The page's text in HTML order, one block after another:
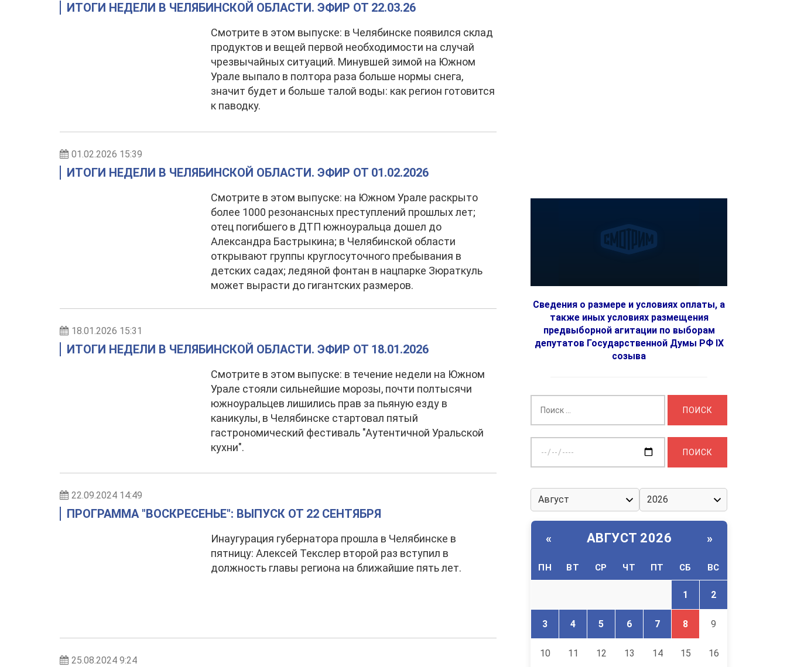
ИТОГИ НЕДЕЛИ В ЧЕЛЯБИНСКОЙ ОБЛАСТИ. ЭФИР ОТ 22.03.26
Смотрите в этом выпуске: в Челябинске появился склад
продуктов и вещей первой необходимости на случай
чрезвычайных ситуаций. Минувшей зимой на Южном
Урале выпало в полтора раза больше нормы снега,
значит будет и больше талой воды: как регион готовится
к паводку.
01.02.2026 15:39
ИТОГИ НЕДЕЛИ В ЧЕЛЯБИНСКОЙ ОБЛАСТИ. ЭФИР ОТ 01.02.2026
Смотрите в этом выпуске: на Южном Урале раскрыто
более 1000 резонансных преступлений прошлых лет;
отец погибшего в ДТП южноуральца дошел до
Александра Бастрыкина; в Челябинской области
открывают группы круглосуточного пребывания в
детских садах; ледяной фонтан в нацпарке Зюраткуль
может вырасти до гигантских размеров.
18.01.2026 15:31
ИТОГИ НЕДЕЛИ В ЧЕЛЯБИНСКОЙ ОБЛАСТИ. ЭФИР ОТ 18.01.2026
Смотрите в этом выпуске: в течение недели на Южном
Урале стояли сильнейшие морозы, почти полтысячи
южноуральцев лишились прав за пьяную езду в
каникулы, в Челябинске стартовал пятый
гастрономический фестиваль "Аутентичной Уральской
кухни".
22.09.2024 14:49
ПРОГРАММА "ВОСКРЕСЕНЬЕ": ВЫПУСК ОТ 22 СЕНТЯБРЯ
Инаугурация губернатора прошла в Челябинске в
пятницу: Алексей Текслер второй раз вступил в
должность главы региона на ближайшие пять лет.
25.08.2024 9:24
Сведения о размере и условиях оплаты, а
также иных условиях размещения
предвыборной агитации по выборам
депутатов Государственной Думы РФ IX
созыва
дату:
« АВГУСТ 2026 »
ПН ВТ СР ЧТ ПТ СБ ВС
1 2
3 4 5 6 7 8 9
10 11 12 13 14 15 16